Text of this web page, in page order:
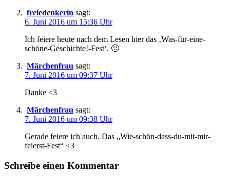
freiedenkerin sagt:
6. Juni 2016 um 15:36 Uhr
Ich feiere heute nach dem Lesen hier das ‚Was-für-eine-
schöne-Geschichte!-Fest‘. 🙂
Märchenfrau sagt:
7. Juni 2016 um 09:37 Uhr
Danke <3
Märchenfrau sagt:
7. Juni 2016 um 09:38 Uhr
Gerade feiere ich auch. Das „Wie-schön-dass-du-mit-mir-
feierst-Fest“ <3
Schreibe einen Kommentar